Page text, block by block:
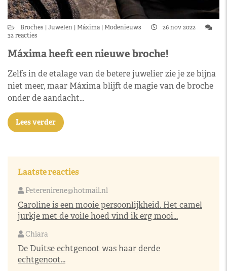
Broches Juwelen Máxima Modenieuws
26 nov 2022
32 reacties
Máxima heeft een nieuwe broche!
Zelfs in de etalage van de betere juwelier zie je ze bijna
niet meer, maar Máxima blijft de magie van de broche
onder de aandacht…
Lees verder
Laatste reacties
Peterenirene@hotmail.nl
Caroline is een mooie persoonlijkheid. Het camel
jurkje met de voile hoed vind ik erg mooi...
Chiara
De Duitse echtgenoot was haar derde
echtgenoot...